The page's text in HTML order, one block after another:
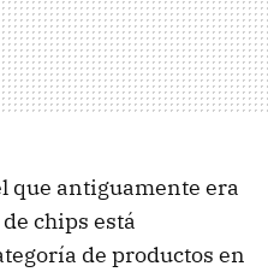
que antiguamente era
chips está
de productos en